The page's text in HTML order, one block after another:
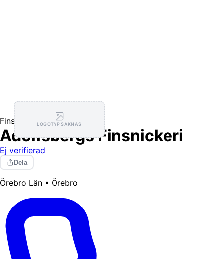
LOGOTYP SAKNAS
Finsnickeri
Adolfsbergs Finsnickeri
Ej verifierad
Dela
Örebro Län • Örebro